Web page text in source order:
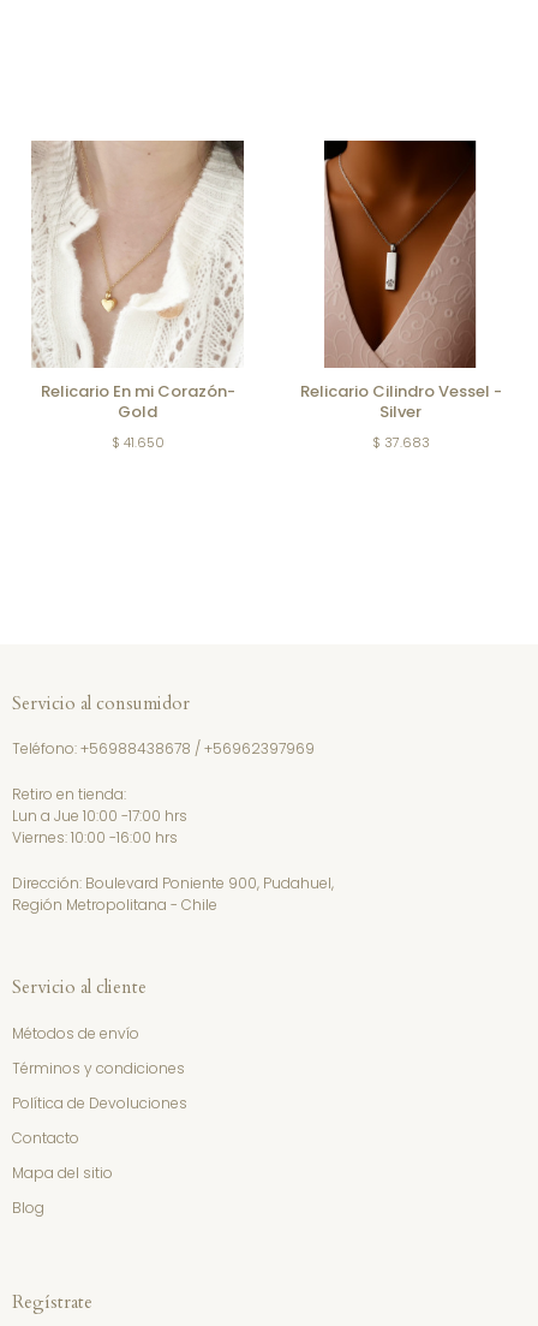
Relicario En mi Corazón-
Gold
$ 41.650
Relicario Cilindro Vessel -
Silver
$ 37.683
Servicio al consumidor
Teléfono:+56988438678 /+56962397969
Retiro en tienda:
Lun a Jue 10:00 -17:00 hrs
Viernes: 10:00 -16:00 hrs
Dirección: Boulevard Poniente 900, Pudahuel,
Región Metropolitana - Chile
Servicio al cliente
Métodos de envío
Términos y condiciones
Política de Devoluciones
Contacto
Mapa del sitio
Blog
Regístrate